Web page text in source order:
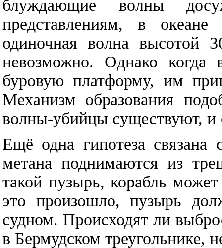
блуждающие волны
представлениям, в
одиночная волна высотой
невозможно. Однако когда
буровую платформу, им
Механизм образования
волны-убийцы существуют, и
Ещё одна гипотеза
метана поднимаются из
такой пузырь, корабль
это произошло, пузырь
судном. Происходят ли
в Бермудском треугольнике,